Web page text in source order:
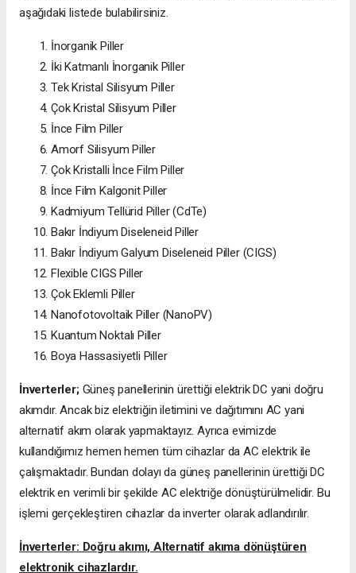
aşağıdaki listede bulabilirsiniz.
İnorganik Piller
İki Katmanlı İnorganik Piller
Tek Kristal Silisyum Piller
Çok Kristal Silisyum Piller
İnce Film Piller
Amorf Silisyum Piller
Çok Kristalli İnce Film Piller
İnce Film Kalgonit Piller
Kadmiyum Tellürid Piller (CdTe)
Bakır İndiyum Diseleneid Piller
Bakır İndiyum Galyum Diseleneid Piller (CIGS)
Flexible CIGS Piller
Çok Eklemli Piller
Nanofotovoltaik Piller (NanoPV)
Kuantum Noktalı Piller
Boya Hassasiyetli Piller
İnverterler;Güneş panellerinin ürettiği elektrik DC yani doğru
akımdır. Ancak biz elektriğin iletimini ve dağıtımını AC yani
alternatif akım olarak yapmaktayız. Ayrıca evimizde
kullandığımız hemen hemen tüm cihazlar da AC elektrik ile
çalışmaktadır. Bundan dolayı da güneş panellerinin ürettiği DC
elektrik en verimli bir şekilde AC elektriğe dönüştürülmelidir. Bu
işlemi gerçekleştiren cihazlar da inverter olarak adlandırılır.
İnverterler: Doğru akımı, Alternatif akıma dönüştüren
elektronik cihazlardır.